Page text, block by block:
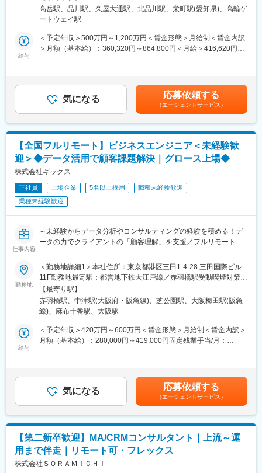
OJTからスタート。その後はPM・PL・プリセールス・コンサルタ
ントとして既存案件に参画し、段階的に役割範囲を広げていただ
■配属組織
営業課と技術課が一体となった事業部体制で、新卒～ベテランま
で幅広い層が在籍。年次に関係なく、適性と希望に応じPM／PL
を担っています。
変更の範囲：会社の定める業務
～世界初の技術を数多く搭載するソフトウェアメーカー／自動運
転の普及に伴い成長が見込める業界です～
自動運転/MaaS（Mobile as a Service）の安全安心信頼を保証
する知恵とそのデジタル化を進める技術リーディングカンパニー
を目指し、プロセス事業/システム事業/デジタツイン事業の3セグ
メントにより、お客様の課題解決に向けたソリューションを提供
ていきます。仕様書に沿って開発をするのではなく、「顧客の価
値」を考え、顧客へ構想や仕様を提案していく会社です。前例の
無い、非常に高い要求に応えていくため、実現できた際の達成感
当社では平均年齢53歳、定年は65歳にて年収も定年まで担保され
る環境を整えております。
60代以上のメンバーも約20名程在籍しており、それぞれが前職に
活躍いただいております。※また再雇用制度により70歳までの就
業も可能となります。
◆機能安全・サイバーセキュリティ・システムエンジアリングの
コンサルタンシ/教育サービス
◆次世代車載ネットワーク/仮想化・SDA/セキュリティ/アーキテ
クチャに関する研究開発
◆次世代車載電子プラットフォームのアーキテクチャに関する研
究開発
◆自動運転シミュレータとシミュレーションサービス
◆Hypervisor・RTOS等のソフトウェア開発環境/ハードウェア開
発環境の提供
◆遠隔分散リアルタイムOS/工程検査システム/自立搬送ロボット
※最初は先輩・上司とペアになってプロジェクトを推進し、その後
は独立してプロジェクトを運営いただきます。
※開発現場で苦労した経験を生かし、顧客に価値あるプロセスを提
変更の範囲：会社の定める業務
区港南2-4-15 品川KS ビル7F勤務地最寄駅：各線／品川駅受動喫
煙対策：敷地内喫煙可能場所あり変更の範囲：会社の定める事業
高岳駅、品川駅、久屋大通駅、北品川駅、栄町駅(愛知県)、高輪ゲ
ートウェイ駅
給与
＜予定年収＞500万円～1,200万円＜賃金形態＞月給制＜賃金内訳
＞月額（基本給）：360,320円～864,800円＜月給＞416,620円～
す。上記は月20営業日の場合の想定金額となります。賃金はあく
までも目安の金額であり、選考を通じて上下する可能性がありま
す。月給(月額)は固定手当を含めた表記です。
気になる 応募依頼する
（エージェントサービス）
【全国フルリモート】ビジネスエンジニア＜未経験歓
迎＞◆データ活用で顧客課題解決｜グロース上場◆
株式会社ギックス
正社員 上場企業 5名以上採用
職種未経験歓迎
業種未経験歓迎
仕事内容
～未経験からデータ分析やコンサルティングの経験を積める！デ
ータの力でクライアントの「顧客理解」を支援／フルリモート＆
■募集概要：
「データ」の活用によりクライアントの経営課題・事業課題解決
を支援する当社にて、ビジネスエンジニアを募集いたします。
入社時点でデータの専門家でなくとも構いません。顧客との対話
を通じて課題とニーズを正しく捉え、当社内に蓄積された事例や
優秀なアナリストチームの力を活用しながら全体絵を描いていく
ポジションであり、異業種、エンジニア未経験から入社したメン
ってくださる方を広く歓迎します。
■業務の流れ：
示
3．顧客の課題/ニーズを具体的なシステム要件や業務要件に落と
し込む
4．課題/ニーズに応えるためのデータ分析手法を設計し、データ
勤務地
＜勤務地詳細1＞本社住所：東京都港区三田1-4-28 三田国際ビル
11F勤務地最寄駅：都営地下鉄大江戸線／赤羽橋駅受動喫煙対策：
屋内全面禁煙＜勤務地詳細2＞大阪オフィス住所：大阪府大阪市北
区大深町6番38号 グラングリーン大阪 北館 JAM BASE 4階
JAM-STUDIO 404号室勤務地最寄駅：JR線／大阪駅受動喫煙対
モートワーク含む）
【最寄り駅】
赤羽橋駅、中津駅(大阪府・阪急線)、芝公園駅、大阪梅田駅(阪急
線)、麻布十番駅、大阪駅
給与
＜予定年収＞420万円～600万円＜賃金形態＞月給制＜賃金内訳＞
月額（基本給）：280,000円～419,000円固定残業手当/月：
オファー年収はご経験・スキルに応じて決定いたします。※リアル
タイムプロモーションという評価制度があり、毎月昇給の機会が
あります。一般的な半年または1年に1度の機会を待たずとも実績
が給与に反映されるため、過去には入社2ヶ月で給与UPを叶えた
社員もおります。賃金はあくまでも目安の金額であり、選考を通
じて上下する可能性があります。月給(月額)は固定手当を含めた表
記です。
気になる 応募依頼する
（エージェントサービス）
【第二新卒歓迎】MA/CRMコンサルタント｜上流～運
用まで伴走｜リモート可・フレックス
株式会社ＳＯＲＡＭＩＣＨＩ